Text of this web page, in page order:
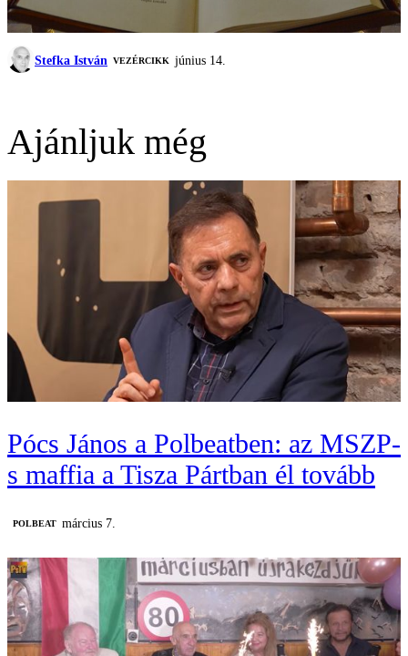
Stefka István VEZÉRCIKK június 14.
Ajánljuk még
Pócs János a Polbeatben: az MSZP-
s maffia a Tisza Pártban él tovább
‎POLBEAT március 7.